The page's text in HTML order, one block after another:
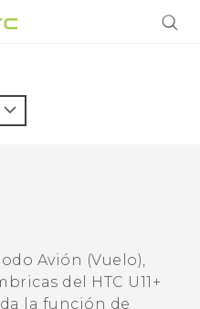
Avión (Vuelo),
del
HTC U11‍+
la función de